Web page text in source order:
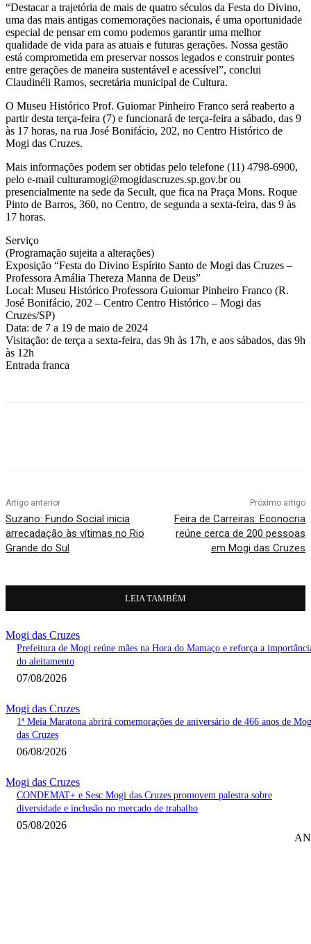
“Destacar a trajetória de mais de quatro séculos da Festa do Divino,
uma das mais antigas comemorações nacionais, é uma oportunidade
especial de pensar em como podemos garantir uma melhor
qualidade de vida para as atuais e futuras gerações. Nossa gestão
está comprometida em preservar nossos legados e construir pontes
entre gerações de maneira sustentável e acessível”, conclui
Claudinéli Ramos, secretária municipal de Cultura.
O Museu Histórico Prof. Guiomar Pinheiro Franco será reaberto a
partir desta terça-feira (7) e funcionará de terça-feira a sábado, das 9
às 17 horas, na rua José Bonifácio, 202, no Centro Histórico de
Mogi das Cruzes.
Mais informações podem ser obtidas pelo telefone (11) 4798-6900,
pelo e-mail culturamogi@mogidascruzes.sp.gov.br ou
presencialmente na sede da Secult, que fica na Praça Mons. Roque
Pinto de Barros, 360, no Centro, de segunda a sexta-feira, das 9 às
17 horas.
Serviço
(Programação sujeita a alterações)
Exposição “Festa do Divino Espírito Santo de Mogi das Cruzes –
Professora Amália Thereza Manna de Deus”
Local: Museu Histórico Professora Guiomar Pinheiro Franco (R.
José Bonifácio, 202 – Centro Centro Histórico – Mogi das
Cruzes/SP)
Data: de 7 a 19 de maio de 2024
Visitação: de terça a sexta-feira, das 9h às 17h, e aos sábados, das 9h
às 12h
Entrada franca
Artigo anterior
Suzano: Fundo Social inicia
arrecadação às vítimas no Rio
Grande do Sul
Próximo artigo
Feira de Carreiras: Econocria
reúne cerca de 200 pessoas
em Mogi das Cruzes
LEIA TAMBÉM
Mogi das Cruzes
Prefeitura de Mogi reúne mães na Hora do Mamaço e reforça a
do aleitamento
07/08/2026
Mogi das Cruzes
1ª Meia Maratona abrirá comemorações de aniversário de 466 anos de
das Cruzes
06/08/2026
Mogi das Cruzes
CONDEMAT+ e Sesc Mogi das Cruzes promovem palestra sobre
diversidade e inclusão no mercado de trabalho
05/08/2026